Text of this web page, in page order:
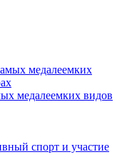
медалеемких видов